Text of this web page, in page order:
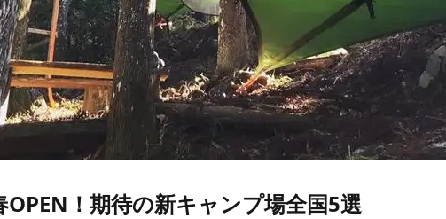
OPEN！期待の新キャンプ場全国5選